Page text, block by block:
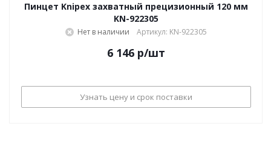
Пинцет Knipex захватный прецизионный 120 мм
KN-922305
Нет в наличии Артикул: KN-922305
6 146 р/шт
Узнать цену и срок поставки